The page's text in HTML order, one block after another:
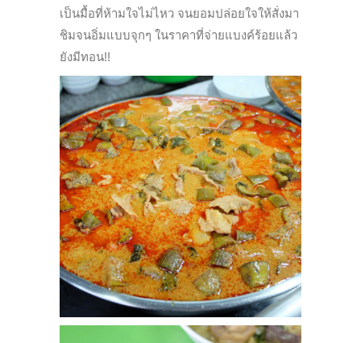
เป็นมื้อที่ห้ามใจไม่ไหว จนยอมปล่อยใจให้สั่งมา
ชิมจนอิ่มแบบจุกๆ ในราคาที่จ่ายแบงค์ร้อยแล้ว
ยังมีทอน!!